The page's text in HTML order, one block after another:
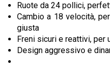
Ruote da 24 pollici,
Cambio a 18 velocità,
giusta
Freni sicuri e reattivi, per
Design aggressivo e